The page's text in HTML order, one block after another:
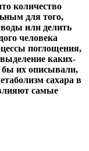
количество
для того,
или делить
человека
поглощения,
каких-
бы их описывали,
сахара в
самые